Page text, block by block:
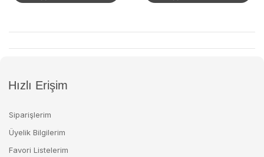
Hızlı Erişim
Siparişlerim
Üyelik Bilgilerim
Favori Listelerim